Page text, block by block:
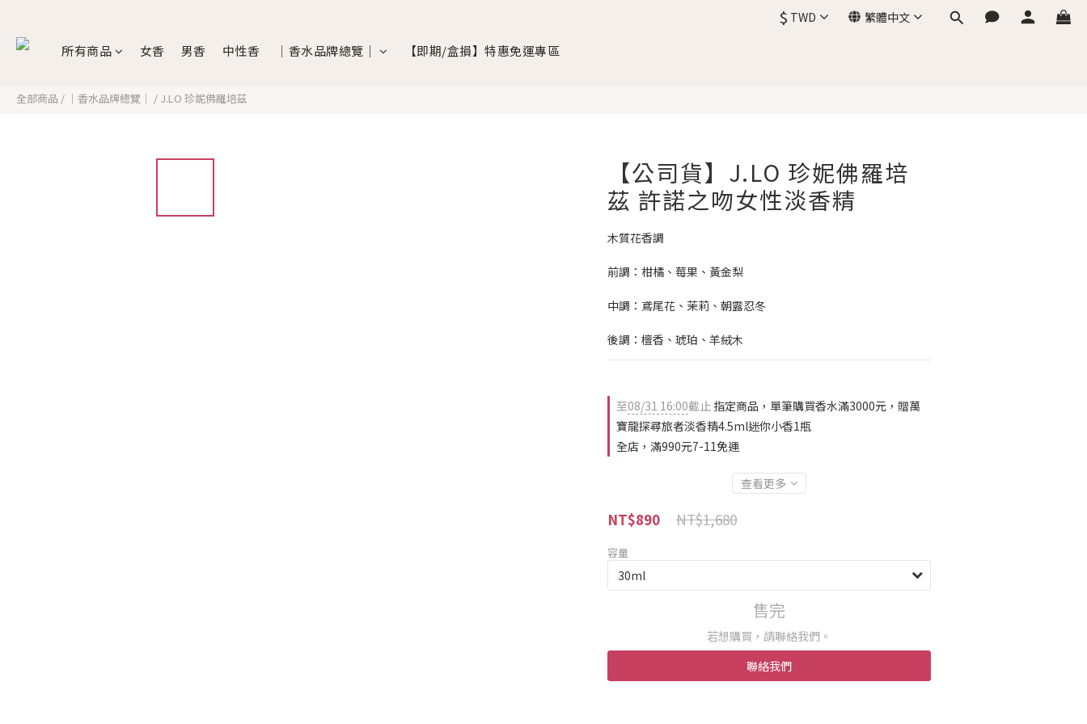
$ TWD 繁體中文
所有商品 女香 男香 中性香 ｜香水品牌總覽｜ 【即期/盒損】特惠免運專區
全部商品 / ｜香水品牌總覽｜ / J.LO 珍妮佛羅培茲
【公司貨】J.LO 珍妮佛羅培
茲 許諾之吻女性淡香精
木質花香調
前調：柑橘、莓果、黃金梨
中調：鳶尾花、茉莉、朝露忍冬
後調：檀香、琥珀、羊絨木
至08/31 16:00截止 指定商品，單筆購買香水滿3000元，贈萬
寶龍探尋旅者淡香精4.5ml迷你小香1瓶
全店，滿990元7-11免運
查看更多
NT$1,680
NT$890
容量
售完
若想購買，請聯絡我們。
聯絡我們